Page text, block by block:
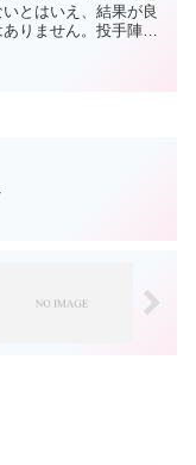
とはいえ、結果が良
りません。投手陣は